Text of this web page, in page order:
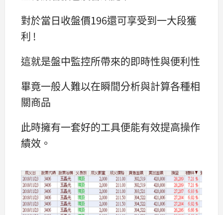
對於當日收盤價196還可享受到一大段獲
利 !
這就是盤中監控所帶來的即時性與便利性
畢竟一般人難以在瞬間分析與計算各種相
關商品
此時擁有一套好的工具便能有效提高操作
績效。